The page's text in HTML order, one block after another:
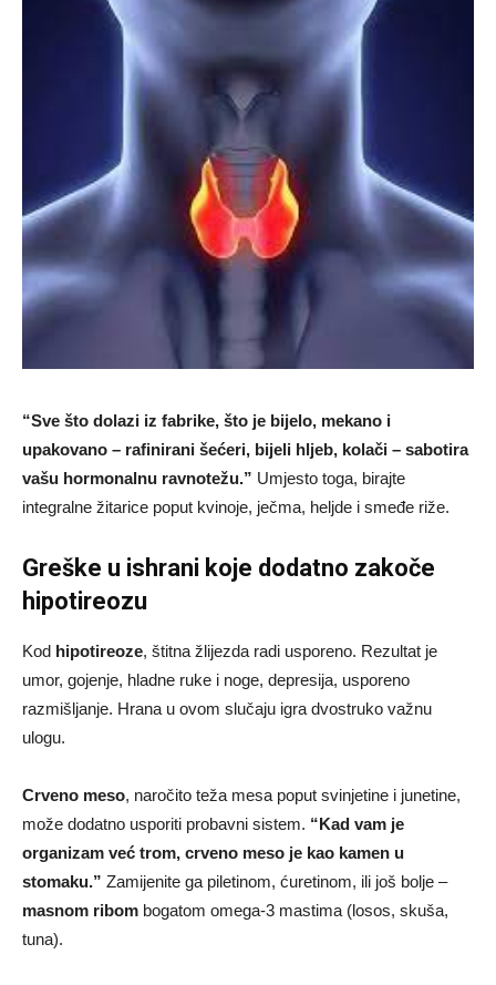
“Sve što dolazi iz fabrike, što je bijelo, mekano i
upakovano – rafinirani šećeri, bijeli hljeb, kolači – sabotira
vašu hormonalnu ravnotežu.” Umjesto toga, birajte
integralne žitarice poput kvinoje, ječma, heljde i smeđe riže.
Greške u ishrani koje dodatno zakoče
hipotireozu
Kod hipotireoze, štitna žlijezda radi usporeno. Rezultat je
umor, gojenje, hladne ruke i noge, depresija, usporeno
razmišljanje. Hrana u ovom slučaju igra dvostruko važnu
ulogu.
Crveno meso, naročito teža mesa poput svinjetine i junetine,
može dodatno usporiti probavni sistem. “Kad vam je
organizam već trom, crveno meso je kao kamen u
stomaku.” Zamijenite ga piletinom, ćuretinom, ili još bolje –
masnom ribom bogatom omega-3 mastima (losos, skuša,
tuna).